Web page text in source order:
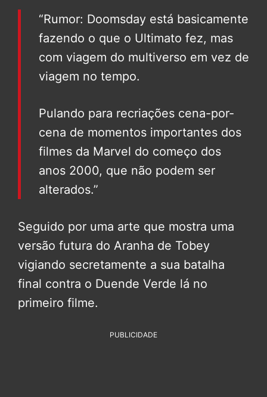
“Rumor: Doomsday está basicamente
fazendo o que o Ultimato fez, mas
com viagem do multiverso em vez de
viagem no tempo.
Pulando para recriações cena-por-
cena de momentos importantes dos
filmes da Marvel do começo dos
anos 2000, que não podem ser
alterados.”
Seguido por uma arte que mostra uma
versão futura do Aranha de Tobey
vigiando secretamente a sua batalha
final contra o Duende Verde lá no
primeiro filme.
PUBLICIDADE